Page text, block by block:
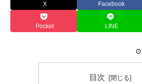
X Facebook
Pocket LINE
目次